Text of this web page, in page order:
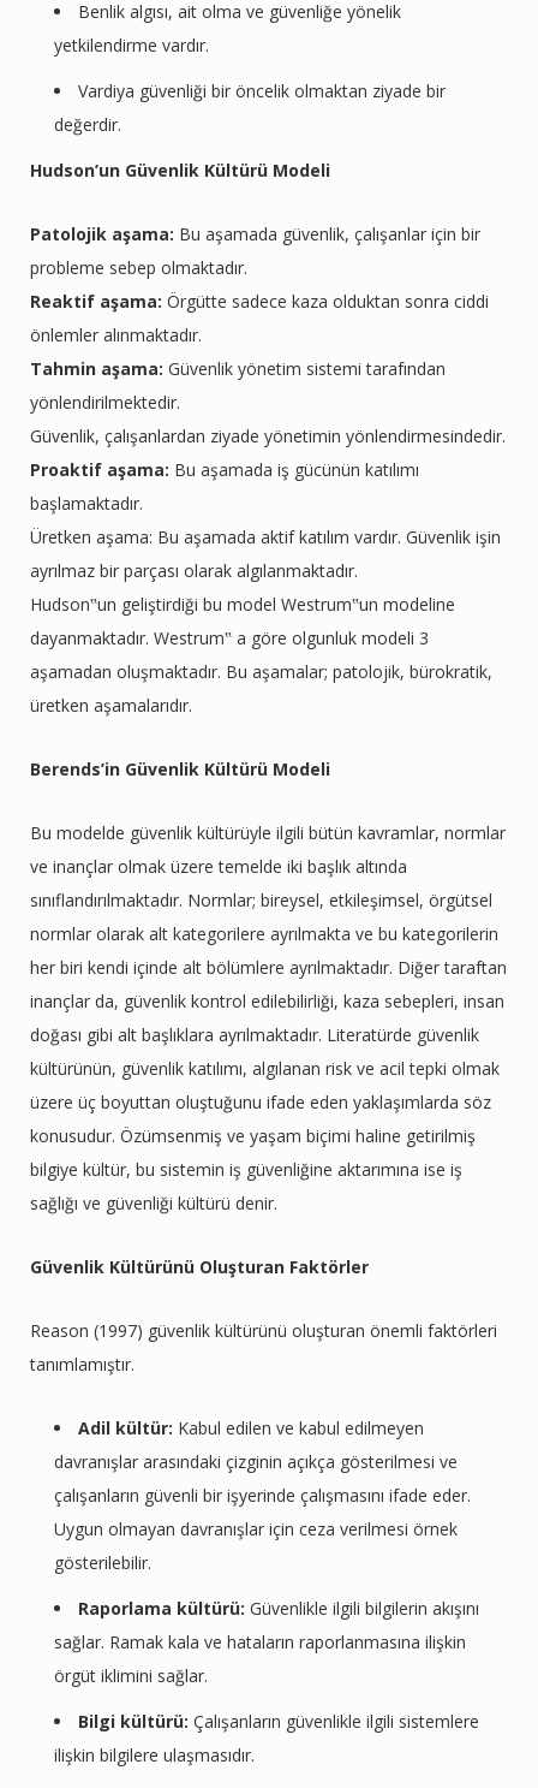
Benlik algısı, ait olma ve güvenliğe yönelik
yetkilendirme vardır.
Vardiya güvenliği bir öncelik olmaktan ziyade bir
değerdir.
Hudson’un Güvenlik Kültürü Modeli
Patolojik aşama: Bu aşamada güvenlik, çalışanlar için bir
probleme sebep olmaktadır.
Reaktif aşama: Örgütte sadece kaza olduktan sonra ciddi
önlemler alınmaktadır.
Tahmin aşama: Güvenlik yönetim sistemi tarafından
yönlendirilmektedir.
Güvenlik, çalışanlardan ziyade yönetimin yönlendirmesindedir.
Proaktif aşama: Bu aşamada iş gücünün katılımı
başlamaktadır.
Üretken aşama: Bu aşamada aktif katılım vardır. Güvenlik işin
ayrılmaz bir parçası olarak algılanmaktadır.
Hudson‟un geliştirdiği bu model Westrum‟un modeline
dayanmaktadır. Westrum‟ a göre olgunluk modeli 3
aşamadan oluşmaktadır. Bu aşamalar; patolojik, bürokratik,
üretken aşamalarıdır.
Berends’in Güvenlik Kültürü Modeli
Bu modelde güvenlik kültürüyle ilgili bütün kavramlar, normlar
ve inançlar olmak üzere temelde iki başlık altında
sınıflandırılmaktadır. Normlar; bireysel, etkileşimsel, örgütsel
normlar olarak alt kategorilere ayrılmakta ve bu kategorilerin
her biri kendi içinde alt bölümlere ayrılmaktadır. Diğer taraftan
inançlar da, güvenlik kontrol edilebilirliği, kaza sebepleri, insan
doğası gibi alt başlıklara ayrılmaktadır. Literatürde güvenlik
kültürünün, güvenlik katılımı, algılanan risk ve acil tepki olmak
üzere üç boyuttan oluştuğunu ifade eden yaklaşımlarda söz
konusudur. Özümsenmiş ve yaşam biçimi haline getirilmiş
bilgiye kültür, bu sistemin iş güvenliğine aktarımına ise iş
sağlığı ve güvenliği kültürü denir.
Güvenlik Kültürünü Oluşturan Faktörler
Reason (1997) güvenlik kültürünü oluşturan önemli faktörleri
tanımlamıştır.
Adil kültür: Kabul edilen ve kabul edilmeyen
davranışlar arasındaki çizginin açıkça gösterilmesi ve
çalışanların güvenli bir işyerinde çalışmasını ifade eder.
Uygun olmayan davranışlar için ceza verilmesi örnek
gösterilebilir.
Raporlama kültürü: Güvenlikle ilgili bilgilerin akışını
sağlar. Ramak kala ve hataların raporlanmasına ilişkin
örgüt iklimini sağlar.
Bilgi kültürü: Çalışanların güvenlikle ilgili sistemlere
ilişkin bilgilere ulaşmasıdır.